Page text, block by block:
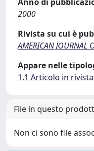
2000
Rivista su cui è
AMERICAN JOURNAL
Appare nelle
1.1 Articolo in rivista
File in questo
Non ci sono file